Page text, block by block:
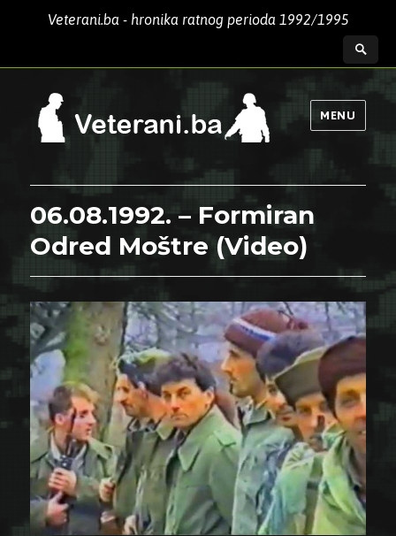
Veterani.ba - hronika ratnog perioda 1992/1995
MENU
06.08.1992. – Formiran
Odred Moštre (Video)